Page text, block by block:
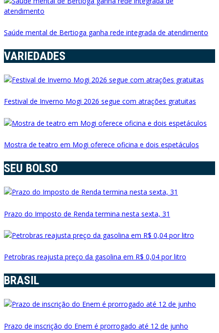
Saúde mental de Bertioga ganha rede integrada de atendimento
VARIEDADES
Festival de Inverno Mogi 2026 segue com atrações gratuitas
Mostra de teatro em Mogi oferece oficina e dois espetáculos
SEU BOLSO
Prazo do Imposto de Renda termina nesta sexta, 31
Petrobras reajusta preço da gasolina em R$ 0,04 por litro
BRASIL
Prazo de inscrição do Enem é prorrogado até 12 de junho